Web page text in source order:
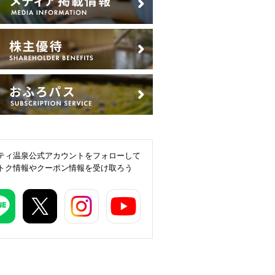
ィ温泉公式アカウントをフォローして
ク情報やクーポン情報を受け取ろう